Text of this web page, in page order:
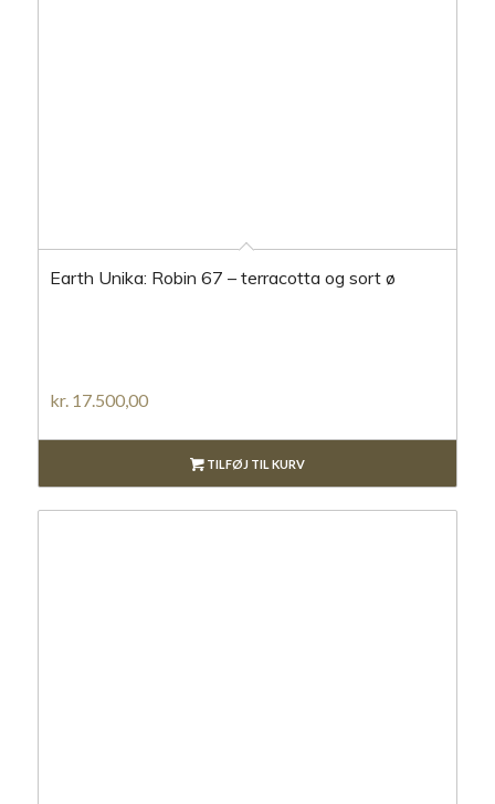
Earth Unika: Robin 67 – terracotta og sort ø
kr. 17.500,00
TILFØJ TIL KURV